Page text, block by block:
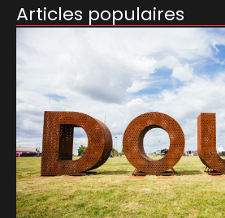
Articles populaires